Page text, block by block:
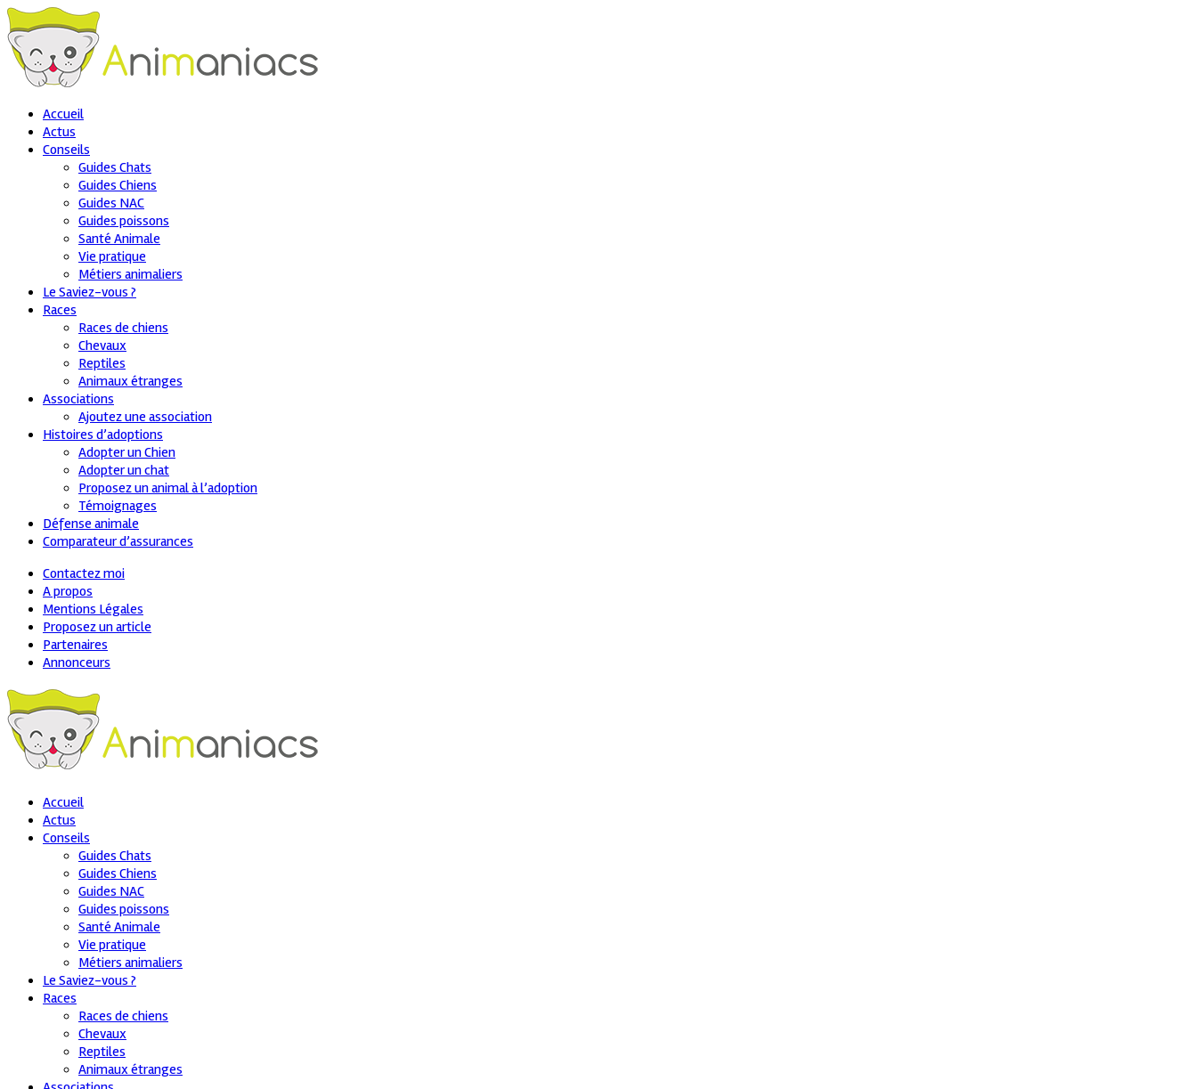
Accueil
Actus
Conseils
Guides Chats
Guides Chiens
Guides NAC
Guides poissons
Santé Animale
Vie pratique
Métiers animaliers
Le Saviez-vous ?
Races
Races de chiens
Chevaux
Reptiles
Animaux étranges
Associations
Ajoutez une association
Histoires d’adoptions
Adopter un Chien
Adopter un chat
Proposez un animal à l’adoption
Témoignages
Défense animale
Comparateur d’assurances
Contactez moi
A propos
Mentions Légales
Proposez un article
Partenaires
Annonceurs
Accueil
Actus
Conseils
Guides Chats
Guides Chiens
Guides NAC
Guides poissons
Santé Animale
Vie pratique
Métiers animaliers
Le Saviez-vous ?
Races
Races de chiens
Chevaux
Reptiles
Animaux étranges